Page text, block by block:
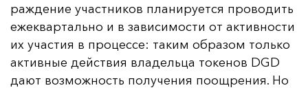
раж­де­ние учас­тни­ков пла­ни­ру­ет­ся про­во­дить
ежек­вар­таль­но и в за­ви­си­мос­ти от ак­тив­нос­ти
их учас­тия в про­цес­се: та­ким об­ра­зом толь­ко
ак­тив­ные дей­ствия вла­дель­ца то­ке­нов DGD
да­ют воз­мож­ность по­лу­че­ния по­ощ­ре­ния. Но